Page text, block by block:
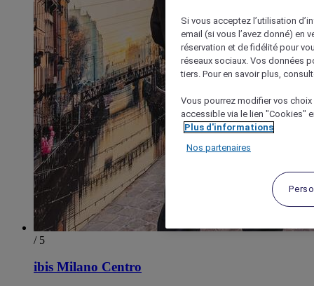
/ 5
ibis Milano Centro
Si vous acceptez l’utilisation
email (si vous l’avez donné) en
réservation et de fidélité pour
réseaux sociaux. Vos données
tiers. Pour en savoir plus,
Vous pourrez modifier vos
accessible via le lien "Cookies"
Plus d'informations
Nos partenaires